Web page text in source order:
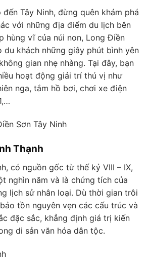
Tây Ninh, đừng quên khám phá
với những địa điểm du lịch bên
hùng vĩ của núi non, Long Điền
du khách những giây phút bình yên
gian nhẹ nhàng. Tại đây, bạn
hoạt động giải trí thú vị như
nga, tắm hồ bơi, chơi xe điện
Sơn Tây Ninh
Thạnh
có nguồn gốc từ thế kỷ VIII – IX,
nghìn năm và là chứng tích của
lịch sử nhân loại. Dù thời gian trôi
tồn nguyên vẹn các cấu trúc và
đặc sắc, khẳng định giá trị kiến
di sản văn hóa dân tộc.